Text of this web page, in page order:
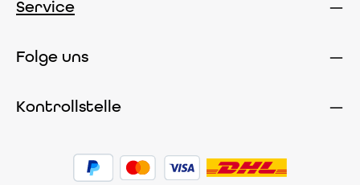
Service
Folge uns
Kontrollstelle